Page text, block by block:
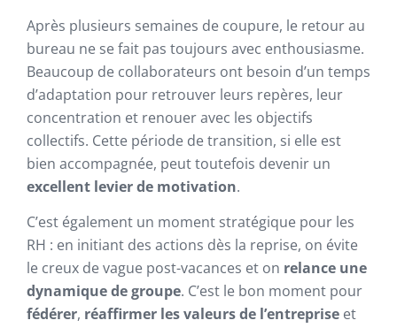
Après plusieurs semaines de coupure, le retour au
bureau ne se fait pas toujours avec enthousiasme.
Beaucoup de collaborateurs ont besoin d’un temps
d’adaptation pour retrouver leurs repères, leur
concentration et renouer avec les objectifs
collectifs. Cette période de transition, si elle est
bien accompagnée, peut toutefois devenir un
excellent levier de motivation.
C’est également un moment stratégique pour les
RH : en initiant des actions dès la reprise, on évite
le creux de vague post-vacances et on relance une
dynamique de groupe. C’est le bon moment pour
fédérer, réaffirmer les valeurs de l’entreprise et